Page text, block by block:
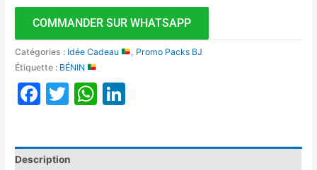
COMMANDER SUR WHATSAPP
Catégories : Idée Cadeau
Promo Packs BJ
Étiquette : BÉNIN
Facebook
TwitterWhatsApp
Description